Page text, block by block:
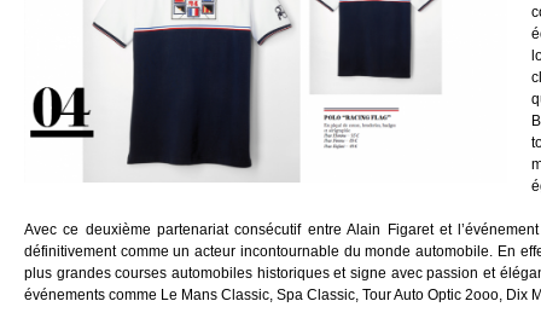
Avec ce deuxième partenariat consécutif entre Alain Figaret et
définitivement comme un acteur incontournable du monde automobile. En
plus grandes courses automobiles historiques et signe avec passion et
événements comme Le Mans Classic, Spa Classic, Tour Auto Optic 2ooo, Dix